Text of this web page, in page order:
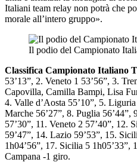
Italiani team relay non potrà che
morale all’intero gruppo».
Il podio del Campionato
Classifica Campionato Italiano
53’13”, 2. Veneto 1 53’56”, 3.
Capovilla, Camilla Bampi, Lisa
4. Valle d’Aosta 55’10”, 5.
Marche 56’27”, 8. Puglia 56’44”,
57’30”, 11. Veneto 2 57’40”, 12.
59’47”, 14. Lazio 59’53”, 15.
1h04’56”, 17. Sicilia 5
Campana -1 giro.